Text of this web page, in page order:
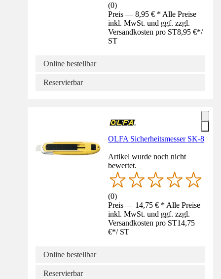
(0)
Preis — 8,95 € * Alle Preise
inkl. MwSt. und ggf. zzgl.
Versandkosten pro ST8,95 €*/
ST
Online bestellbar
Reservierbar
OLFA Sicherheitsmesser SK-8
Artikel wurde noch nicht
bewertet.
(0)
Preis — 14,75 € * Alle Preise
inkl. MwSt. und ggf. zzgl.
Versandkosten pro ST14,75
€*/ ST
Online bestellbar
Reservierbar